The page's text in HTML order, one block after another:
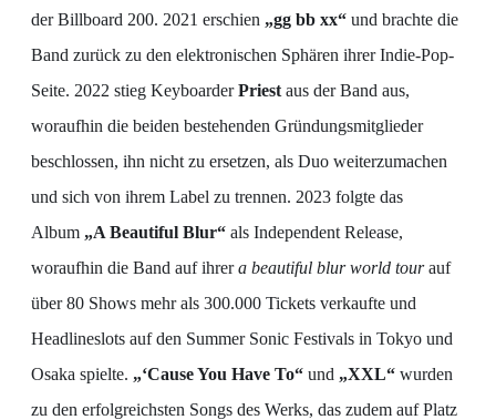
der Billboard 200. 2021 erschien „gg bb xx“ und brachte die
Band zurück zu den elektronischen Sphären ihrer Indie-Pop-
Seite. 2022 stieg KeyboarderPriest aus der Band aus,
woraufhin die beiden bestehenden Gründungsmitglieder
beschlossen, ihn nicht zu ersetzen, als Duo weiterzumachen
und sich von ihrem Label zu trennen. 2023 folgte das
Album „A Beautiful Blur“ als Independent Release,
woraufhin die Band auf ihrera beautiful blur world tourauf
über 80 Shows mehr als 300.000 Tickets verkaufte und
Headlineslots auf den Summer Sonic Festivals in Tokyo und
Osaka spielte. „‘Cause You Have To“ und „XXL“ wurden
zu den erfolgreichsten Songs des Werks, das zudem auf Platz